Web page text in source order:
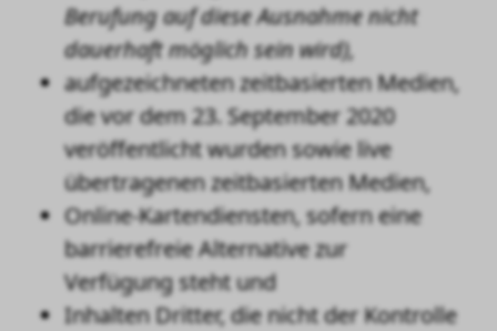
Berufung auf diese Ausnahme nicht
dauerhaft möglich sein wird),
aufgezeichneten zeitbasierten Medien,
die vor dem 23. September 2020
veröffentlicht wurden sowie live
übertragenen zeitbasierten Medien,
Online-Kartendiensten, sofern eine
barrierefreie Alternative zur
Verfügung steht und
Inhalten Dritter, die nicht der Kontrolle